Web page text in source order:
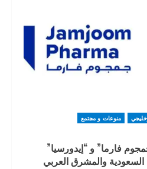
منوعات و مجتمع
فارما” و “إيدورسيا”
والمشرق العربي